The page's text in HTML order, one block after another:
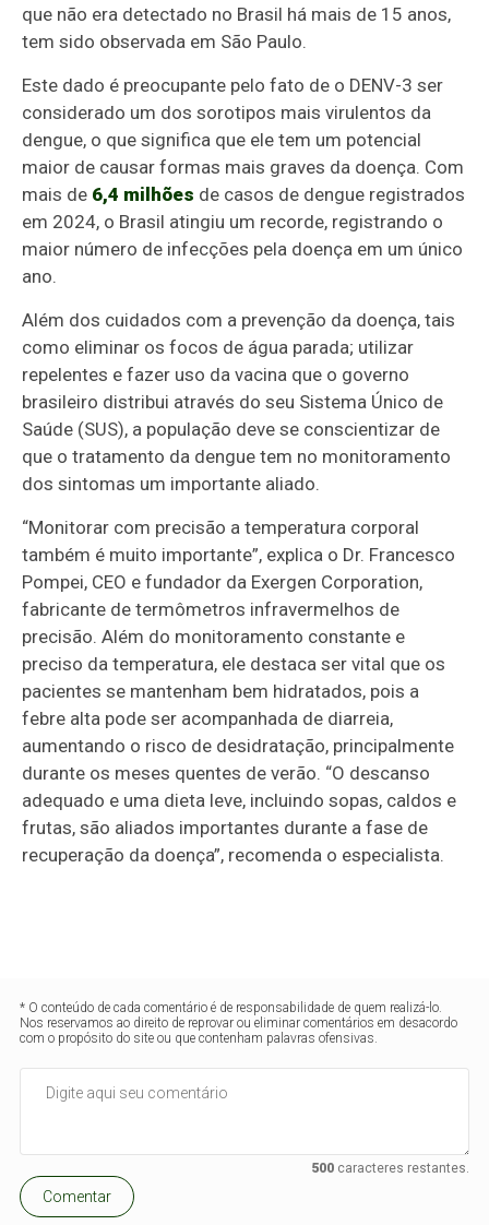
que não era detectado no Brasil há mais de 15 anos,
tem sido observada em São Paulo.
Este dado é preocupante pelo fato de o DENV-3 ser
considerado um dos sorotipos mais virulentos da
dengue, o que significa que ele tem um potencial
maior de causar formas mais graves da doença. Com
mais de 6,4 milhões de casos de dengue registrados
em 2024, o Brasil atingiu um recorde, registrando o
maior número de infecções pela doença em um único
ano.
Além dos cuidados com a prevenção da doença, tais
como eliminar os focos de água parada; utilizar
repelentes e fazer uso da vacina que o governo
brasileiro distribui através do seu Sistema Único de
Saúde (SUS), a população deve se conscientizar de
que o tratamento da dengue tem no monitoramento
dos sintomas um importante aliado.
“Monitorar com precisão a temperatura corporal
também é muito importante”, explica o Dr. Francesco
Pompei, CEO e fundador da Exergen Corporation,
fabricante de termômetros infravermelhos de
precisão. Além do monitoramento constante e
preciso da temperatura, ele destaca ser vital que os
pacientes se mantenham bem hidratados, pois a
febre alta pode ser acompanhada de diarreia,
aumentando o risco de desidratação, principalmente
durante os meses quentes de verão. “O descanso
adequado e uma dieta leve, incluindo sopas, caldos e
frutas, são aliados importantes durante a fase de
recuperação da doença”, recomenda o especialista.
* O conteúdo de cada comentário é de responsabilidade de quem realizá-lo.
Nos reservamos ao direito de reprovar ou eliminar comentários em desacordo
com o propósito do site ou que contenham palavras ofensivas.
500caracteres restantes.
Comentar